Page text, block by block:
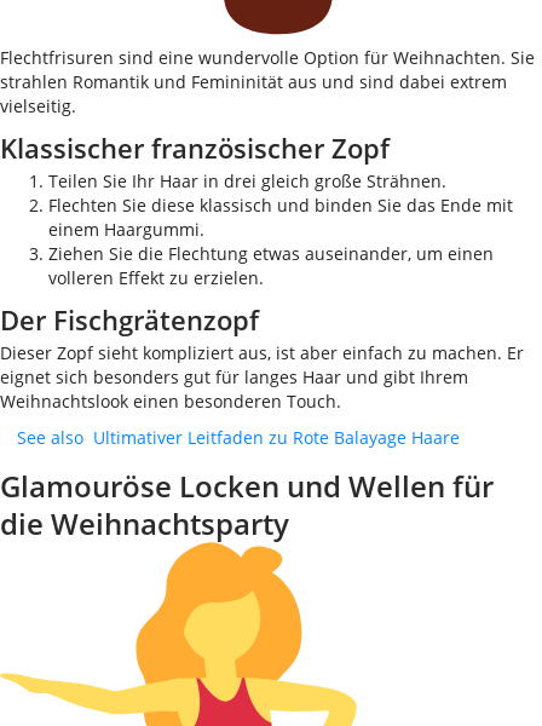
Flechtfrisuren sind eine wundervolle Option für Weihnachten. Sie
strahlen Romantik und Femininität aus und sind dabei extrem
vielseitig.
Klassischer französischer Zopf
Teilen Sie Ihr Haar in drei gleich große Strähnen.
Flechten Sie diese klassisch und binden Sie das Ende mit
einem Haargummi.
Ziehen Sie die Flechtung etwas auseinander, um einen
volleren Effekt zu erzielen.
Der Fischgrätenzopf
Dieser Zopf sieht kompliziert aus, ist aber einfach zu machen. Er
eignet sich besonders gut für langes Haar und gibt Ihrem
Weihnachtslook einen besonderen Touch.
See also Ultimativer Leitfaden zu Rote Balayage Haare
Glamouröse Locken und Wellen für
die Weihnachtsparty